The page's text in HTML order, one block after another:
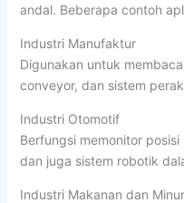
andal. Beberapa contoh
Industri Manufaktur
Digunakan untuk
conveyor, dan sistem
Industri Otomotif
Berfungsi memonitor
dan juga sistem robotik
Industri Makanan dan